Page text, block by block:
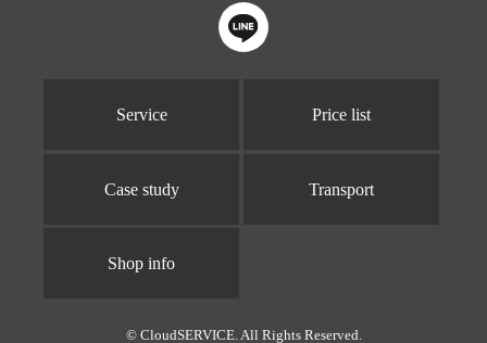
Service Price list
Case study Transport
Shop info
© CloudSERVICE. All Rights Reserved.